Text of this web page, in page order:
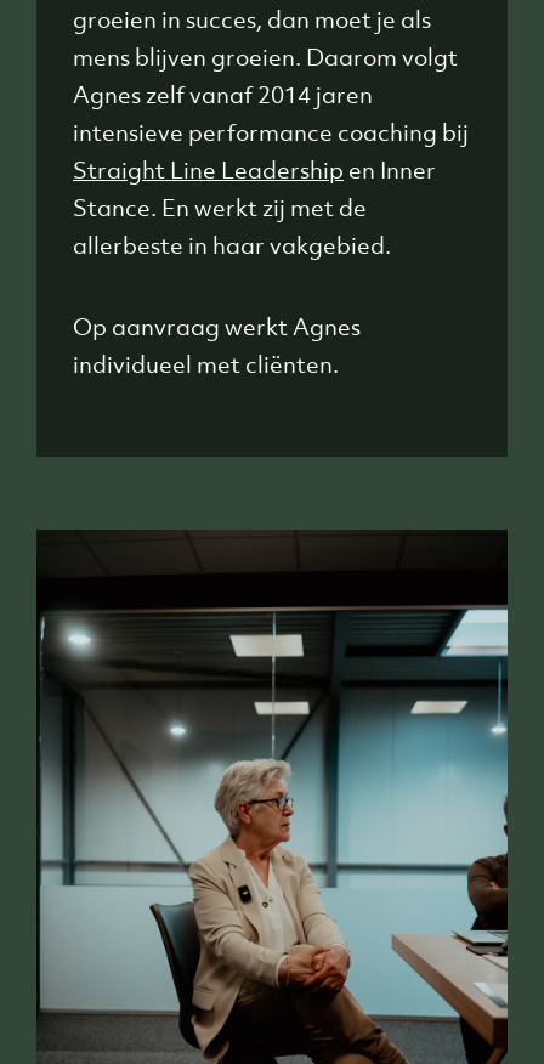
groeien in succes, dan moet je als
mens blijven groeien. Daarom volgt
Agnes zelf vanaf 2014 jaren
intensieve performance coaching bij
Straight Line Leadership en Inner
Stance. En werkt zij met de
allerbeste in haar vakgebied.
Op aanvraag werkt Agnes
individueel met cliënten.